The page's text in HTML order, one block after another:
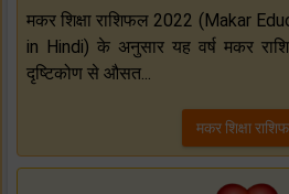
मकर शिक्षा राशिफल 2022 (Makar
in Hindi) के अनुसार यह वर्ष मकर
दृष्टिकोण से औसत...
मकर शिक्षा